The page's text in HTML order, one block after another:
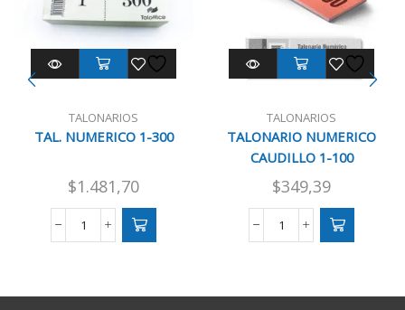
TALONARIOS
TAL. NUMERICO 1-300
$1.481,70
TAL.
cantidad
TALONARIOS
TALONARIO NUMERICO
CAUDILLO 1-100
$349,39
TALONARIO
100